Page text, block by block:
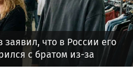
что в России его
с братом из-за